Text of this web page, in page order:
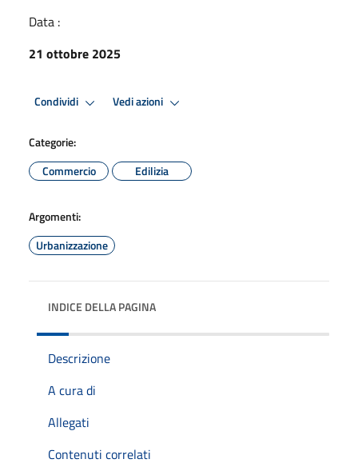
Data :
21 ottobre 2025
Condividi Vedi azioni
Categorie:
Commercio
Edilizia
Argomenti:
Urbanizzazione
INDICE DELLA PAGINA
Descrizione
A cura di
Allegati
Contenuti correlati